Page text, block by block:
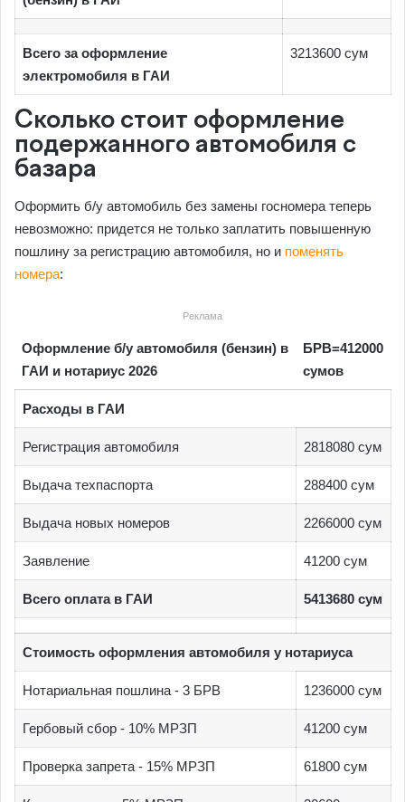
Всего за оформление
электромобиля в ГАИ
3213600 сум
Сколько стоит оформление
подержанного автомобиля с
базара
Оформить б/у автомобиль без замены госномера теперь
невозможно: придется не только заплатить повышенную
пошлину за регистрацию автомобиля, но и поменять
номера:
Реклама
Оформление б/у автомобиля (бензин) в
ГАИ и нотариус 2026
БРВ=412000
сумов
Расходы в ГАИ
Регистрация автомобиля 2818080 сум
Выдача техпаспорта 288400 сум
Выдача новых номеров 2266000 сум
Заявление 41200 сум
Всего оплата в ГАИ 5413680 сум
Стоимость оформления автомобиля у нотариуса
Нотариальная пошлина - 3 БРВ 1236000 сум
Гербовый сбор - 10% МРЗП 41200 сум
Проверка запрета - 15% МРЗП 61800 сум